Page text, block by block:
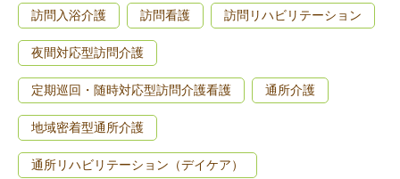
訪問入浴介護 訪問看護 訪問リハビリテーション
夜間対応型訪問介護
定期巡回・随時対応型訪問介護看護 通所介護
地域密着型通所介護
通所リハビリテーション（デイケア）